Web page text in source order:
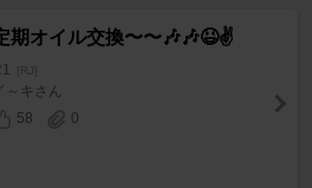
期オイル交換〜〜🎶🎶😆✌️
[RJ]
～キさん
58
0